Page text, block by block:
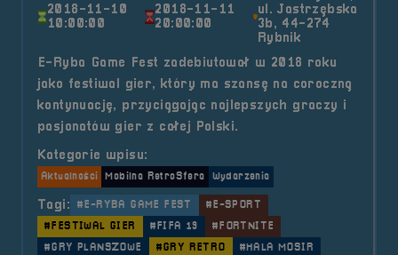
2018-11-10
10:00:00
2018-11-11
20:00:00
ul. Jastrzębska
3b, 44-274
Rybnik
E-Ryba Game Fest zadebiutował w 2018 roku
jako festiwal gier, który ma szansę na coroczną
kontynuację, przyciągając najlepszych graczy i
pasjonatów gier z całej Polski.
Kategorie wpisu:
Aktualności Mobilna RetroSfera Wydarzenia
Tagi: #E-RYBA GAME FEST
#E-SPORT
#FESTIWAL GIER
#FIFA 19
#FORTNITE
#GRY PLANSZOWE
#GRY RETRO
#HALA MOSIR